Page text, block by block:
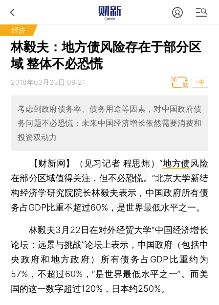
经济
林毅夫：地方债风险存在于部分区
域 整体不必恐慌
2018年03月23日 09:21 T中
考虑到政府债务率、债务用途等因素，对中国政府债
务问题不必恐慌；未来中国经济增长依然需要消费和
投资双动力
【财新网】（见习记者 程思炜）“地方债风险
在部分区域值得关注，但不必恐慌。”北京大学新结
构经济学研究院院长林毅夫表示，中国政府所有债
务占GDP比重不超过60%，是世界最低水平之一。
林毅夫3月22日在对外经贸大学“中国经济增长
论坛：远景与挑战”论坛上表示，中国政府（包括中
央政府和地方政府）所有债务占GDP比重约为
57%，不超过60%，“是世界最低水平之一”。而美
国的这一数字超过120%，日本约250%。